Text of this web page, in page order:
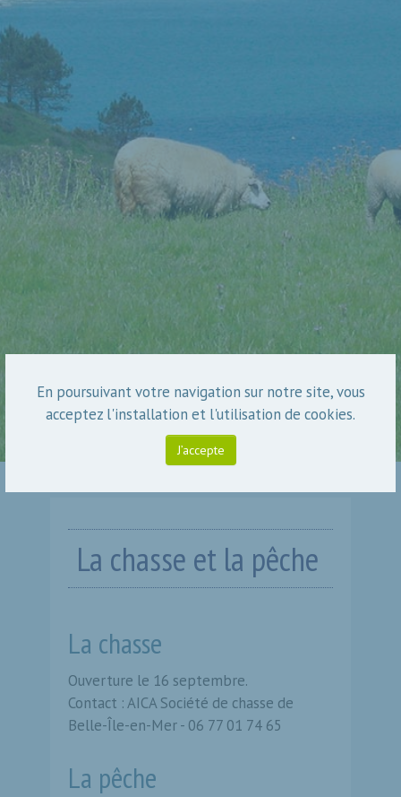
En poursuivant votre navigation sur notre site, vous
acceptez l'installation et l'utilisation de cookies.
J’accepte
La chasse et la pêche
La chasse
Ouverture le 16 septembre.
Contact : AICA Société de chasse de
Belle-Île-en-Mer - 06 77 01 74 65
La pêche